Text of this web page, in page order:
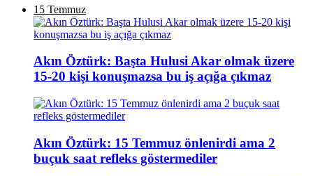
15 Temmuz
Akın Öztürk: Başta Hulusi Akar olmak üzere
15-20 kişi konuşmazsa bu iş açığa çıkmaz
Akın Öztürk: 15 Temmuz önlenirdi ama 2
buçuk saat refleks göstermediler